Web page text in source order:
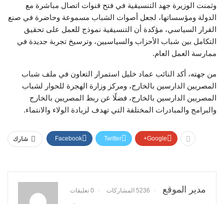
وثمنت الوزيرة جهد التنسيقية في فتح قنوات اتصال مباشرة مع
الدولة ومؤسساتها، لجعل أصوات الشباب مسموعة وحاضرة في صنع
القرار السياسي، مؤكدة أن التنسيقية نموذج للعمل على تحقيق
التكامل بين شباب الأحزاب والسياسيين، وترسيخ تجربة جديدة في
ممارسة العمل العام.
من جهته، أكد النائب عماد خليل استمرار التعاون في ملف شباب
المصريين الدارسين بالخارج، ومركز وزارة الهجرة للحوار لشباب
المصريين الدارسين بالخارج، فضلًا عن ربط المصريين بالخارج
والبرامج والمبادرات المختلفة التي تهدف لزيادة الولاء والانتماء.
شارك Facebook Twitter Google+
مدير الموقع 5236 المشاركات 0 تعليقات